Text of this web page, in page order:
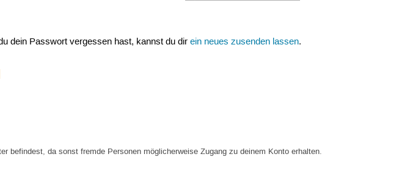
dein Passwort vergessen hast, kannst du direin neues zusenden lassen.
befindest, da sonst fremde Personen möglicherweise Zugang zu deinem Konto erhalten.